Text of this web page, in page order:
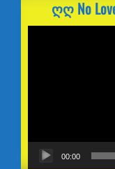
ღღ No
00:00